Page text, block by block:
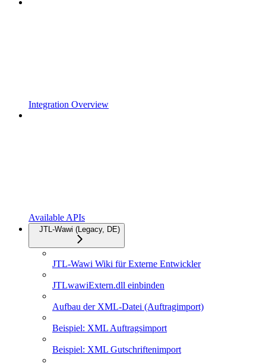
Integration Overview
Available APIs
JTL-Wawi (Legacy, DE)
JTL-Wawi Wiki für Externe Entwickler
JTLwawiExtern.dll einbinden
Aufbau der XML-Datei (Auftragimport)
Beispiel: XML Auftragsimport
Beispiel: XML Gutschriftenimport